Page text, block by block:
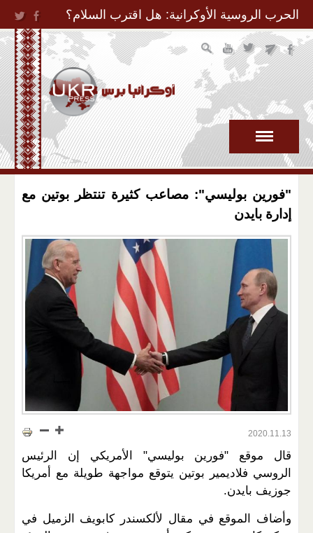
Jump to Navigation
الحرب الروسية الأوكرانية: هل اقترب السلام؟
"فورين بوليسي": مصاعب كثيرة تنتظر بوتين مع
إدارة بايدن
2020.11.13
قال موقع "فورين بوليسي" الأمريكي إن الرئيس
الروسي فلاديمير بوتين يتوقع مواجهة طويلة مع أمريكا
جوزيف بايدن.
وأضاف الموقع في مقال لألكسندر كابويف الزميل في